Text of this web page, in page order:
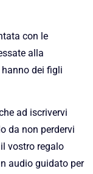
con le
alla
dei figli
ad iscrivervi
da non perdervi
vostro regalo
audio guidato per